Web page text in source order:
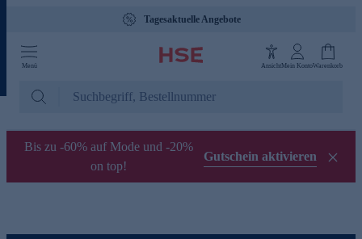
Tagesaktuelle Angebote
Menü AnsichtMein KontoWarenkorb
Bis zu -60% auf Mode und -20%
on top!
Gutschein aktivieren